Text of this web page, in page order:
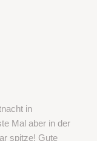
in
Mal aber in der
spitze! Gute